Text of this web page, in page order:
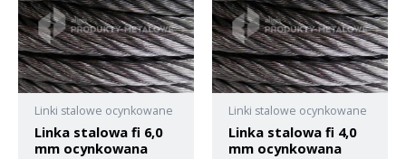
Linki stalowe ocynkowane
Linka stalowa fi 6,0
mm ocynkowana
Linki stalowe ocynkowane
Linka stalowa fi 4,0
mm ocynkowana